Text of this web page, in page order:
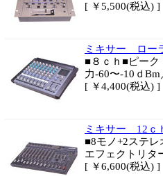
[ ￥5,500(税込) ]
ミキサー ロー
■８ｃｈ■ピーク
力-60〜-10ｄBm
[ ￥4,400(税込) ]
ミキサー 12ｃ
■8モノ+2ステレ
エフェクトリタ
[ ￥6,600(税込) ]